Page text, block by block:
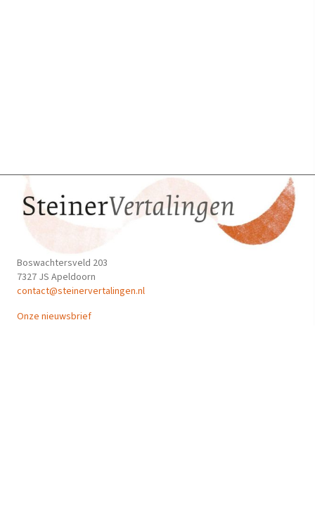
Boswachtersveld 203
7327 JS Apeldoorn
contact@steinervertalingen.nl
Onze nieuwsbrief